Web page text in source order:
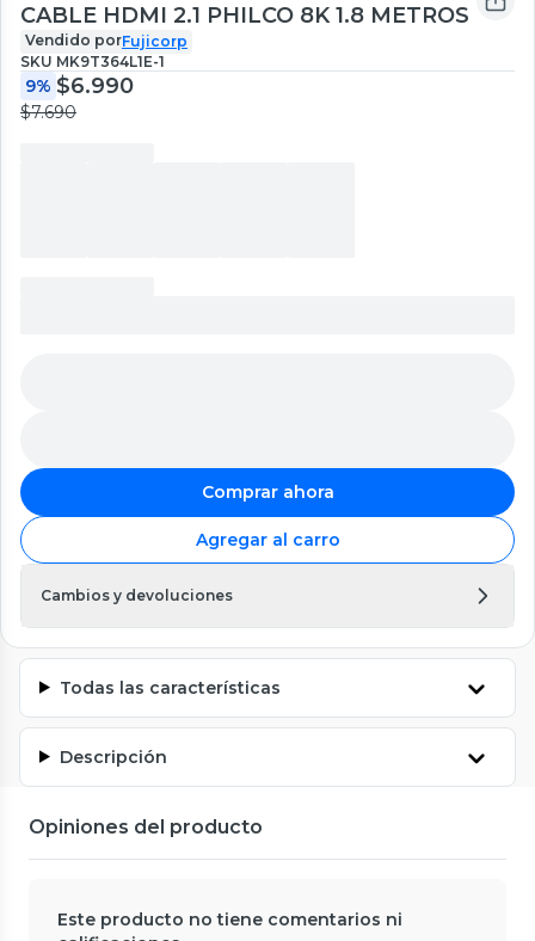
CABLE HDMI 2.1 PHILCO 8K 1.8 METROS
Vendido porFujicorp
SKU MK9T364L1E-1
9% $6.990
$7.690
Comprar ahora
Agregar al carro
Cambios y devoluciones
Todas las características
Descripción
Opiniones del producto
Este producto no tiene comentarios ni